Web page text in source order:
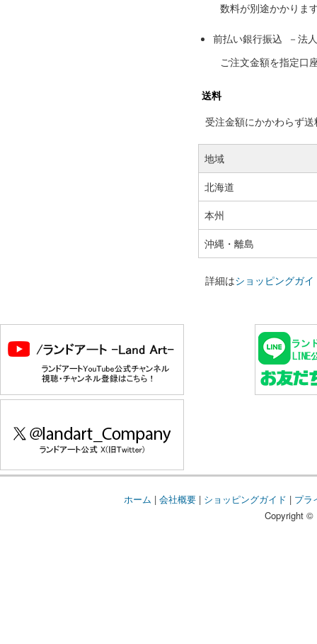
数料が別途かかりま
前払い銀行振込 －法
ご注文金額を指定口
送料
受注金額にかかわらず
地域
北海道
本州
沖縄・離島
詳細はショッピングガイ
ホーム | 会社概要| ショッピングガイド | プラ
Copyright ©